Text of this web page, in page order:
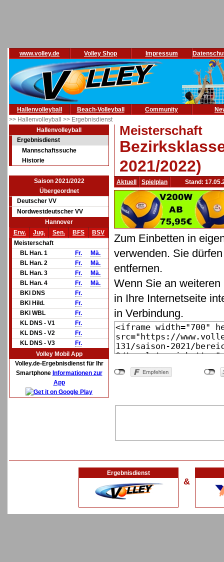
www.volley.de Volley Shop Impressum
Hallenvolleyball Beach-Volleyball Community
>> Hallenvolleyball >> Ergebnisdienst
Hallenvolleyball
Ergebnisdienst
Mannschaftssuche
Historie
Saison 2021/2022
Übergeordnet
Deutscher VV
Nordwestdeutscher VV
Hannover
Erw.
Jug. Sen. BFS
BSV
Meisterschaft
BL Han. 1
Fr.
Mä.
BL Han. 2
Fr.
Mä.
BL Han. 3
Fr.
Mä.
BL Han. 4
Fr.
Mä.
BKl DNS
Fr.
BKl Hild.
Fr.
BKl WBL
Fr.
KL DNS - V1
Fr.
KL DNS - V2
Fr.
KL DNS - V3
Fr.
Volley Mobil App
Volley.de-Ergebnisdienst für Ihr
Smartphone Informationen zur
App
Meisterschaft
2021/2022)
Aktuell Spielplan Stand:
Zum Einbetten in
verwenden. Sie
entfernen.
Wenn Sie an
in Ihre Internetseite
in Verbindung.
Ergebnisdienst
&